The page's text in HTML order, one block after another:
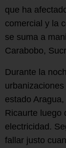
que ha
comercial y la
se suma a
Carabobo,
Durante la
estado
Ricaurte luego
electricidad.
fallar justo